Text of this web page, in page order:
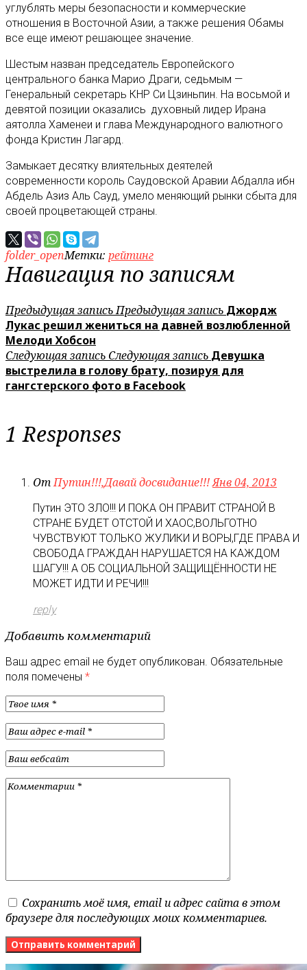
углублять меры безопасности и коммерческие
отношения в Восточной Азии, а также решения Обамы
все еще имеют решающее значение.
Шестым назван председатель Европейского
центрального банка Марио Драги, седьмым —
Генеральный секретарь КНР Си Цзиньпин. На восьмой и
девятой позиции оказались духовный лидер Ирана
аятолла Хаменеи и глава Международного валютного
фонда Кристин Лагард.
Замыкает десятку влиятельных деятелей
современности король Саудовской Аравии Абдалла ибн
Абдель Азиз Аль Сауд, умело меняющий рынки сбыта для
своей процветающей страны.
folder_openМетки: рейтинг
Навигация по записям
Предыдущая записьПредыдущая запись Джордж
Лукас решил жениться на давней возлюбленной
Мелоди Хобсон
Следующая запись Следующая запись Девушка
выстрелила в голову брату, позируя для
гангстерского фото в Facebook
1 Responses
ОтПутин!!!,Давай досвидание!!!Янв 04, 2013
Путин ЭТО ЗЛО!!! И ПОКА ОН ПРАВИТ СТРАНОЙ В
СТРАНЕ БУДЕТ ОТСТОЙ И ХАОС,ВОЛЬГОТНО
ЧУВСТВУЮТ ТОЛЬКО ЖУЛИКИ И ВОРЫ,ГДЕ ПРАВА И
СВОБОДА ГРАЖДАН НАРУШАЕТСЯ НА КАЖДОМ
ШАГУ!!! А ОБ СОЦИАЛЬНОЙ ЗАЩИЩЁННОСТИ НЕ
МОЖЕТ ИДТИ И РЕЧИ!!!
reply
Добавить комментарий
Ваш адрес email не будет опубликован. Обязательные
поля помечены *
Сохранить моё имя, email и адрес сайта в этом
браузере для последующих моих комментариев.